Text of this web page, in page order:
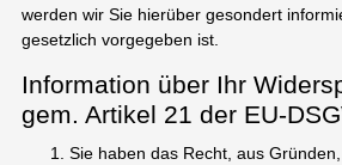
werden wir Sie hierüber gesondert
gesetzlich vorgegeben ist.
Information über Ihr
gem. Artikel 21 der EU-
Sie haben das Recht, aus